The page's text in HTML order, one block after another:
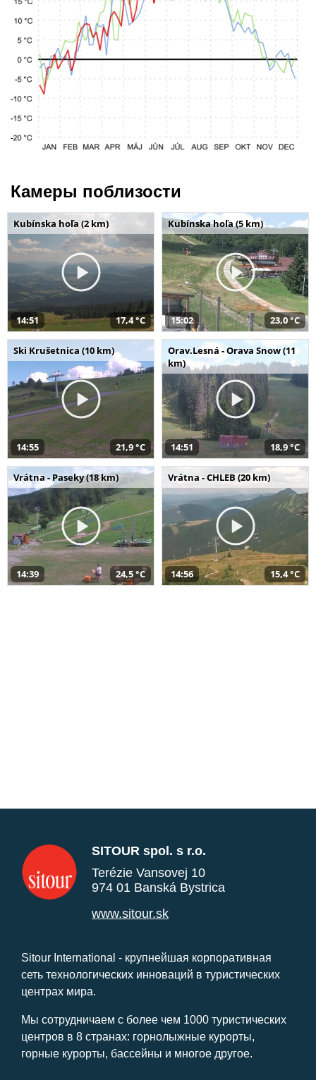
Камеры поблизости
Kubínska hoľa (2 km)
14:51 17,4 °C
Kubínska hoľa (5 km)
15:02 23,0 °C
Ski Krušetnica (10 km)
14:55 21,9 °C
Orav.Lesná - Orava Snow (11
km)
14:51 18,9 °C
Vrátna - Paseky (18 km)
14:39 24,5 °C
Vrátna - CHLEB (20 km)
14:56 15,4 °C
SITOUR spol. s r.o.
Terézie Vansovej 10
974 01 Banská Bystrica
www.sitour.sk
Sitour International - крупнейшая корпоративная
сеть технологических инноваций в туристических
центрах мира.
Мы сотрудничаем с более чем 1000 туристических
центров в 8 странах: горнолыжные курорты,
горные курорты, бассейны и многое другое.